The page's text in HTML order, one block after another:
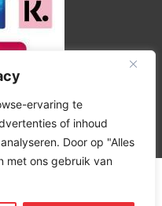
ervaring te
of inhoud
Door op "Alles
met ons gebruik van